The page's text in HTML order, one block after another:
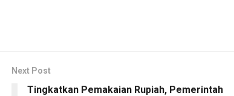
Next Post
Tingkatkan Pemakaian Rupiah, Pemerintah